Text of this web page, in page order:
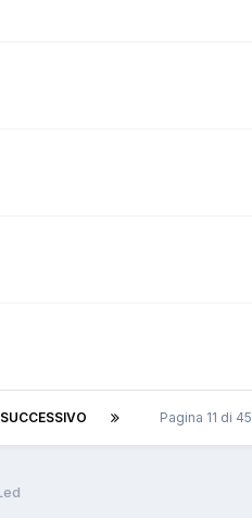
SUCCESSIVO Pagina 11 di 45